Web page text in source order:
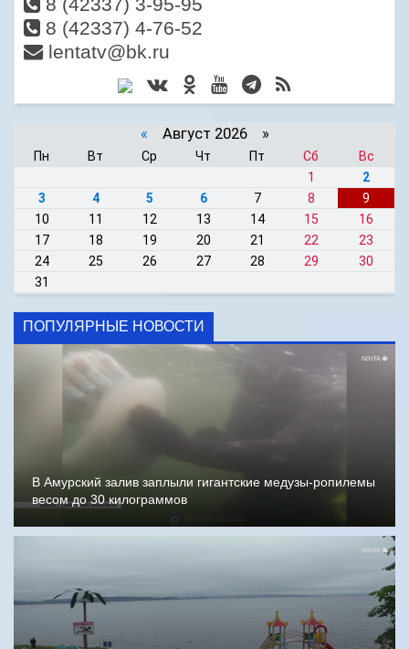
8 (42337) 4-76-52
lentatv@bk.ru
« Август 2026 »
Пн Вт Ср Чт Пт Сб
Вс
1
2
3
4 5 6 7 8
9
10
11 12 13 14 15
16
17
18 19 20 21 22
23
24
25 26 27 28 29
30
31
ПОПУЛЯРНЫЕ НОВОСТИ
В Амурский залив заплыли гигантские медузы-ропилемы
весом до 30 килограммов